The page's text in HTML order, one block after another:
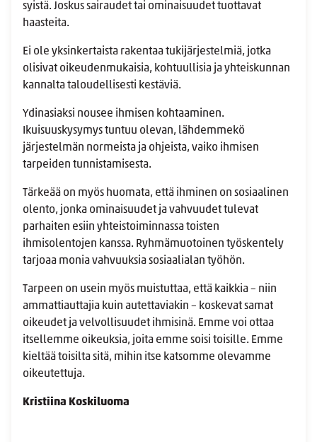
syistä. Joskus sairaudet tai ominaisuudet tuottavat
haasteita.
Ei ole yksinkertaista rakentaa tukijärjestelmiä, jotka
olisivat oikeudenmukaisia, kohtuullisia ja yhteiskunnan
kannalta taloudellisesti kestäviä.
Ydinasiaksi nousee ihmisen kohtaaminen.
Ikuisuuskysymys tuntuu olevan, lähdemmekö
järjestelmän normeista ja ohjeista, vaiko ihmisen
tarpeiden tunnistamisesta.
Tärkeää on myös huomata, että ihminen on sosiaalinen
olento, jonka ominaisuudet ja vahvuudet tulevat
parhaiten esiin yhteistoiminnassa toisten
ihmisolentojen kanssa. Ryhmämuotoinen työskentely
tarjoaa monia vahvuuksia sosiaalialan työhön.
Tarpeen on usein myös muistuttaa, että kaikkia – niin
ammattiauttajia kuin autettaviakin – koskevat samat
oikeudet ja velvollisuudet ihmisinä. Emme voi ottaa
itsellemme oikeuksia, joita emme soisi toisille. Emme
kieltää toisilta sitä, mihin itse katsomme olevamme
oikeutettuja.
Kristiina Koskiluoma